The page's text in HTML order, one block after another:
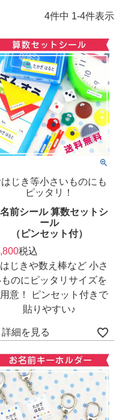
4件中 1-4件表示
じき等小さいものにも
ピッタリ！
前シール 算数セットシ
ール
（ピンセット付）
税込
じきや数え棒など 小さ
ものにピッタリサイズを
意！ ピンセット付きで
貼りやすい♪
詳細を見る